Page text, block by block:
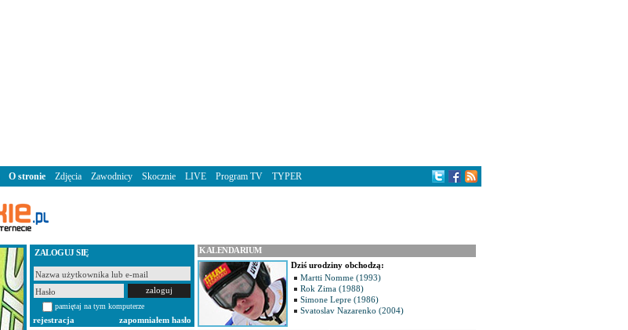
ZALOGUJ SIĘ
pamiętaj na tym komputerze
rejestracja
zapomniałem hasło
KALENDARIUM
Dziś urodziny obchodzą:
Martti Nomme (1993)
Rok Zima (1988)
Simone Lepre (1986)
Svatoslav Nazarenko (2004)
O stronie Zdjęcia Zawodnicy Skocznie LIVE Program TV TYPER